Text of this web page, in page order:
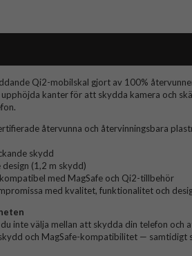
Qi2-mobilskal gjort av 100%
kanter för att skydda kamera och
återvunna och återvinningsbara
skydd
(1,2 m skydd)
med MagSafe och Qi2-tillbehör
med kvalitet, funktionalitet och
inte välja mellan att skydda din telefon och
och MagSafe-kompatibilitet — samtidigt